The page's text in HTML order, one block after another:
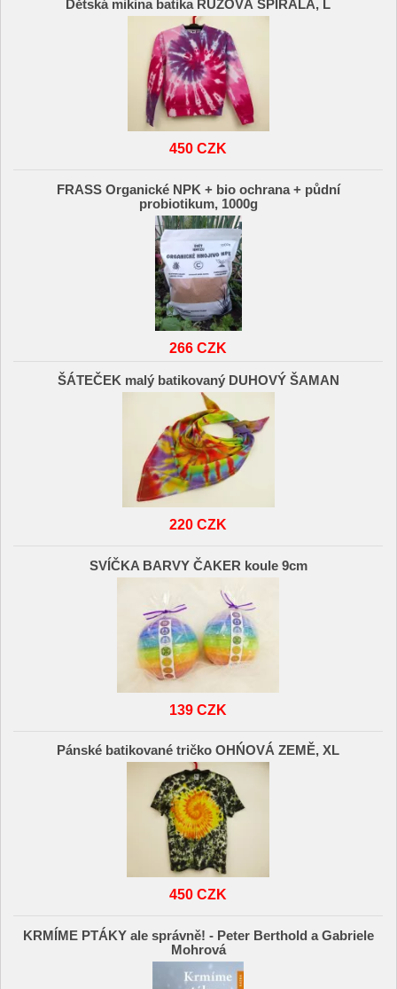
Dětská mikina batika RŮŽOVÁ SPIRÁLA, L
450 CZK
FRASS Organické NPK + bio ochrana + půdní
probiotikum, 1000g
266 CZK
ŠÁTEČEK malý batikovaný DUHOVÝ ŠAMAN
220 CZK
SVÍČKA BARVY ČAKER koule 9cm
139 CZK
Pánské batikované tričko OHŃOVÁ ZEMĚ, XL
450 CZK
KRMÍME PTÁKY ale správně! - Peter Berthold a Gabriele
Mohrová